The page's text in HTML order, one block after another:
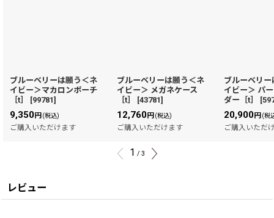
ブルーベリーは願う＜ネ
イビー＞マカロンポーチ
［t］
[99781]
9,350円(税込)
ご購入いただけます
ブルーベリーは願う＜ネ
イビー＞ メガネケース
［t］
[43781]
12,760円(税込)
ご購入いただけます
ブルーベリ
イビー＞ パ
ダー［t］
[
20,900円(税
ご購入いただ
1 / 3
レビュー